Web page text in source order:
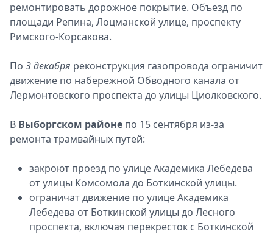
ремонтировать дорожное покрытие. Объезд по
площади Репина, Лоцманской улице, проспекту
Римского-Корсакова.
По 3 декабря реконструкция газопровода ограничит
движение по набережной Обводного канала от
Лермонтовского проспекта до улицы Циолковского.
В Выборгском районе по 15 сентября из-за
ремонта трамвайных путей:
закроют проезд по улице Академика Лебедева
от улицы Комсомола до Боткинской улицы.
ограничат движение по улице Академика
Лебедева от Боткинской улицы до Лесного
проспекта, включая перекресток с Боткинской